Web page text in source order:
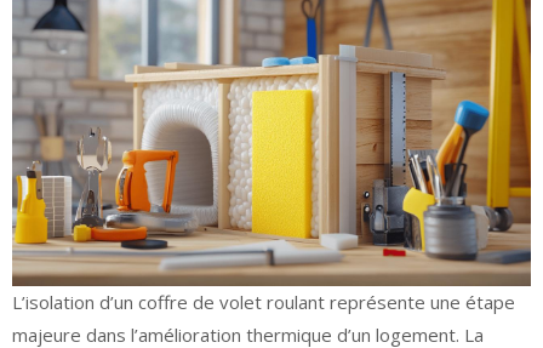
L’isolation d’un coffre de volet roulant représente une étape
majeure dans l’amélioration thermique d’un logement. La